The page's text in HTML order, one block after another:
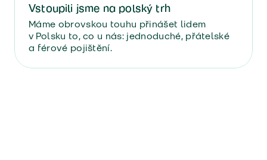
Vstoupili jsme na polský trh
Máme obrovskou touhu přinášet lidem
v Polsku to, co u nás: jednoduché, přátelské
a férové pojištění.